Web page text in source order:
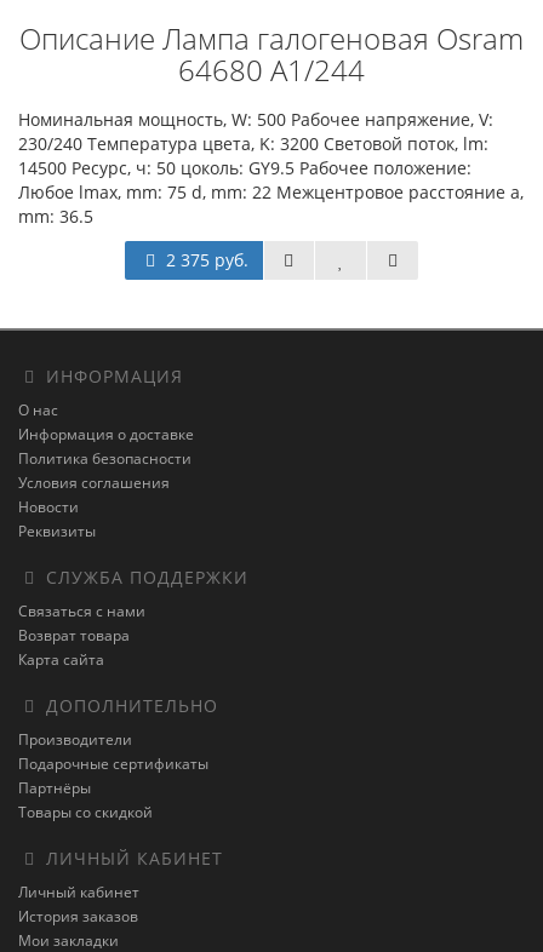
Описание Лампа галогеновая Osram
64680 A1/244
Номинальная мощность, W: 500 Рабочее напряжение, V:
230/240 Температура цвета, K: 3200 Световой поток, lm:
14500 Ресурс, ч: 50 цоколь: GY9.5 Рабочее положение:
Любое lmax, mm: 75 d, mm: 22 Межцентровое расстояние a,
mm: 36.5
2 375 руб.
ИНФОРМАЦИЯ
О нас
Информация о доставке
Политика безопасности
Условия соглашения
Новости
Реквизиты
СЛУЖБА ПОДДЕРЖКИ
Связаться с нами
Возврат товара
Карта сайта
ДОПОЛНИТЕЛЬНО
Производители
Подарочные сертификаты
Партнёры
Товары со скидкой
ЛИЧНЫЙ КАБИНЕТ
Личный кабинет
История заказов
Мои закладки